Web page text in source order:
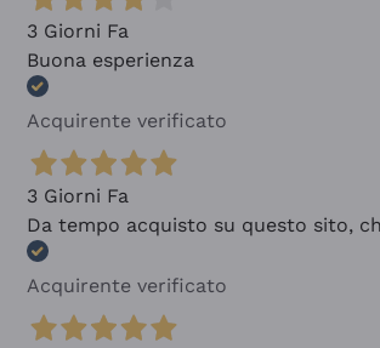
3 Giorni Fa
Buona esperienza
Acquirente verificato
3 Giorni Fa
Da tempo acquisto su questo sito,
Acquirente verificato